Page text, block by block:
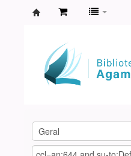
Agamenon
Magalhães